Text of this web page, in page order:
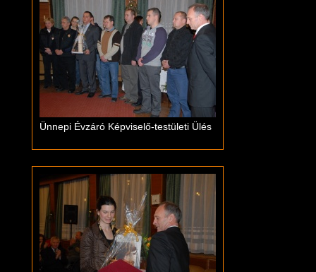
Ünnepi Évzáró Képviselő-testületi Ülés